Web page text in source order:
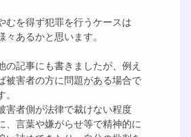
むを得ず犯罪を行うケースは
々あるかと思います。
の記事にも書きましたが、例え
被害者の方に問題がある場合で
。
害者側が法律で裁けない程度
、言葉や嫌がらせ等で精神的に